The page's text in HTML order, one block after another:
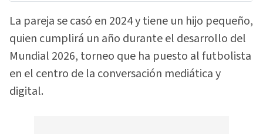
La pareja se casó en 2024 y tiene un hijo pequeño,
quien cumplirá un año durante el desarrollo del
Mundial 2026, torneo que ha puesto al futbolista
en el centro de la conversación mediática y
digital.